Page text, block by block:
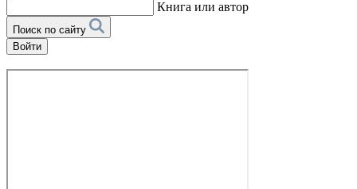
Книга или автор
Поиск по сайту
Войти